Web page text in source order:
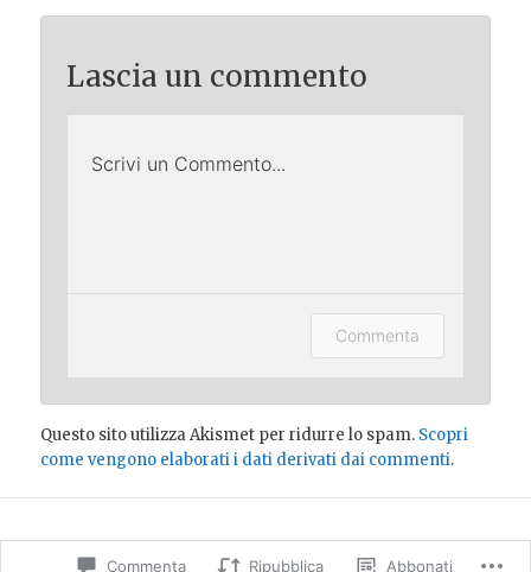
Lascia un commento
Scrivi un Commento...
Lascia un commento (accesso
Commenta
Questo sito utilizza Akismet per ridurre lo spam. Scopri
come vengono elaborati i dati derivati dai commenti.
Commenta Ripubblica Abbonati